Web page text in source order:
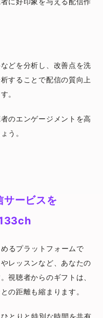
どを分析し、改善点を洗
することで配信の質向上
。
のエンゲージメントを高
う。
サービスを
るプラットフォームで
レッスンなど、あなたの
視聴者からのギフトは、
の距離も縮まります。
とりと特別な時間を共有